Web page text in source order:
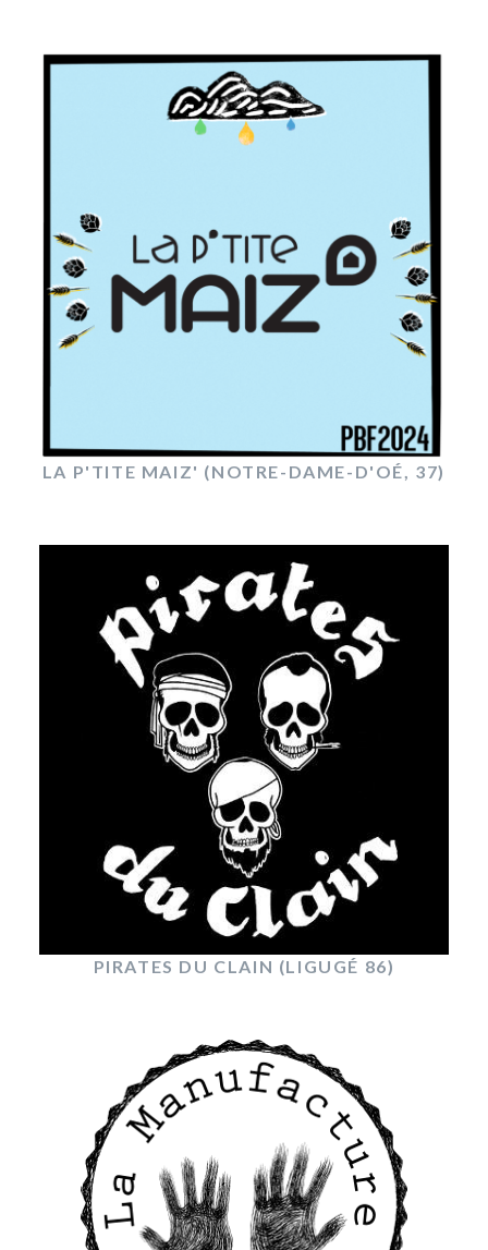
LA P'TITE MAIZ' (NOTRE-DAME-D'OÉ, 37)
PIRATES DU CLAIN (LIGUGÉ 86)